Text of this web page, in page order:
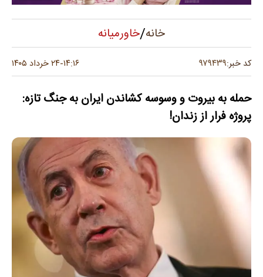
خانه/خاورمیانه
کد خبر:۹۷۹۴۳۹ ۱۴:۱۶-۲۴ خرداد ۱۴۰۵
حمله به بیروت و وسوسه کشاندن ایران به جنگ تازه:
پروژه فرار از زندان!